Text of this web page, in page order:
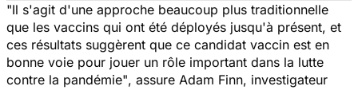
"Il s'agit d'une approche beaucoup plus traditionnelle
que les vaccins qui ont été déployés jusqu'à présent, et
ces résultats suggèrent que ce candidat vaccin est en
bonne voie pour jouer un rôle important dans la lutte
contre la pandémie", assure Adam Finn, investigateur